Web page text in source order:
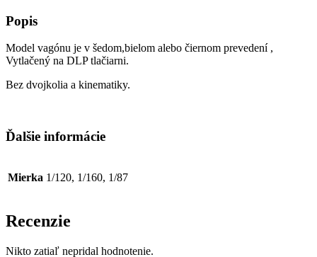
Popis
Model vagónu je v šedom,bielom alebo čiernom prevedení ,
Vytlačený na DLP tlačiarni.
Bez dvojkolia a kinematiky.
Ďalšie informácie
Mierka 1/120, 1/160, 1/87
Recenzie
Nikto zatiaľ nepridal hodnotenie.